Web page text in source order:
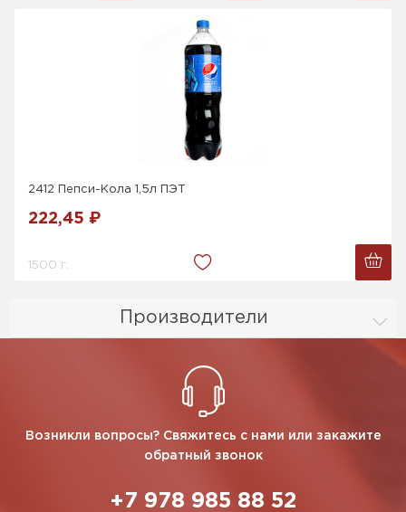
Производители
2412 Пепси-Кола 1,5л ПЭТ
222,45 ₽
1500 г.
Возникли вопросы? Свяжитесь с нами или закажите
обратный звонок
+7 978 985 88 52